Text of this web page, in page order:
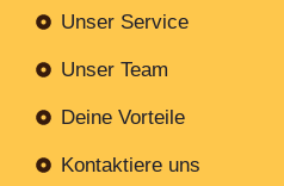
Unser Service
Unser Team
Deine Vorteile
Kontaktiere uns